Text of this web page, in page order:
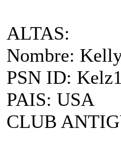
ALTAS:
Nombre:
PSN ID:
PAIS: USA
CLUB